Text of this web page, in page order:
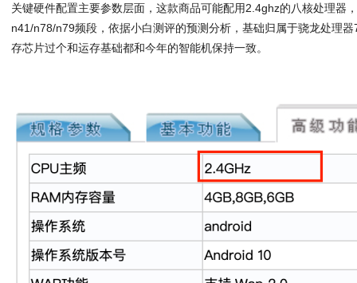
关键硬件配置主要参数层面，这款商品可能配用2.4ghz的八核处理器
n41/n78/n79频段，依据小白测评的预测分析，基础归属于骁龙处理
存芯片过个和运存基础都和今年的智能机保持一致。